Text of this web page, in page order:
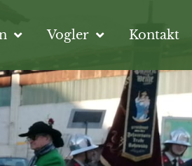
Vogler Kontakt